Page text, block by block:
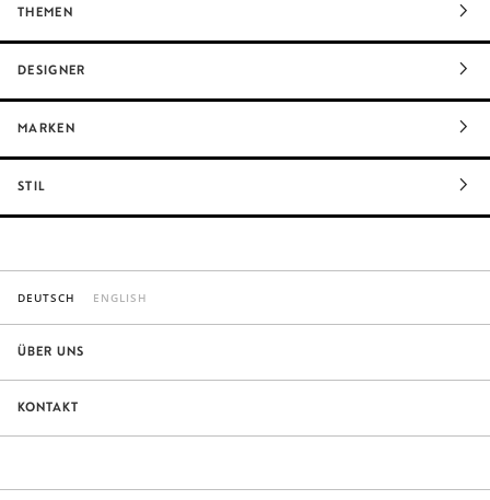
THEMEN
DESIGNER
MARKEN
STIL
DEUTSCH ENGLISH
ÜBER UNS
KONTAKT